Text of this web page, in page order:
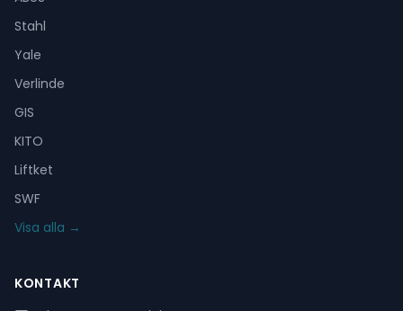
Stahl
Yale
Verlinde
GIS
KITO
Liftket
SWF
Visa alla →
KONTAKT